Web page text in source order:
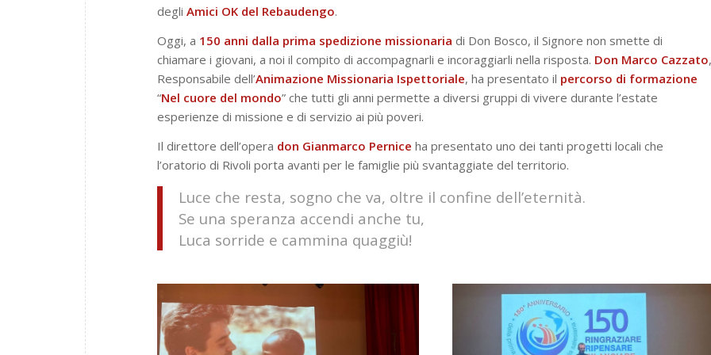
degli Amici OK del Rebaudengo.
Oggi, a 150 anni dalla prima spedizione missionaria di Don Bosco, il Signore non smette di
chiamare i giovani, a noi il compito di accompagnarli e incoraggiarli nella risposta. Don Marco Cazzato,
Responsabile dell’Animazione Missionaria Ispettoriale, ha presentato il percorso di formazione
“Nel cuore del mondo” che tutti gli anni permette a diversi gruppi di vivere durante l’estate
esperienze di missione e di servizio ai più poveri.
Il direttore dell’opera don Gianmarco Pernice ha presentato uno dei tanti progetti locali che
l’oratorio di Rivoli porta avanti per le famiglie più svantaggiate del territorio.
Luce che resta, sogno che va, oltre il confine dell’eternità.
Se una speranza accendi anche tu,
Luca sorride e cammina quaggiù!